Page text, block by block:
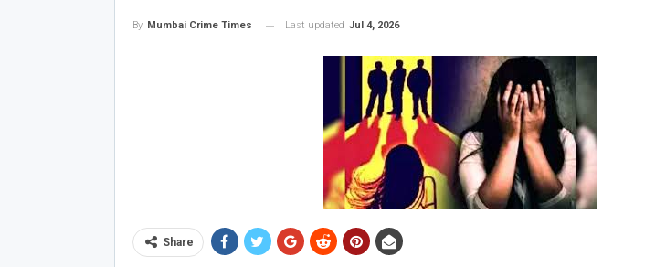
By Mumbai Crime Times Last updated Jul 4, 2026
Share